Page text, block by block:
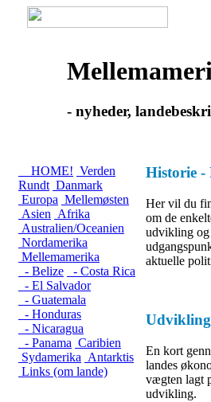
- nyheder,
HOME! Verden
Rundt Danmark
Europa Mellemøsten
Asien Afrika
Australien/Oceanien
Nordamerika
Mellemamerika
- Belize
- Costa Rica
- El Salvador
- Guatemala
- Honduras
- Nicaragua
- Panama Caribien
Sydamerika Antarktis
Links (om lande)
Historie
Her vil du
om de
udvikling og
aktuelle
En kort
landes
vægten lagt
udvikling.